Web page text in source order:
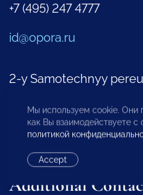
+7 (495) 247 4777
id@opora.ru
2-y Samotechnyy
Regional Offices
Representatives Abroad
Additional
Мы используем cookie. Они
как Вы взаимодействуете с
политикой
Accept